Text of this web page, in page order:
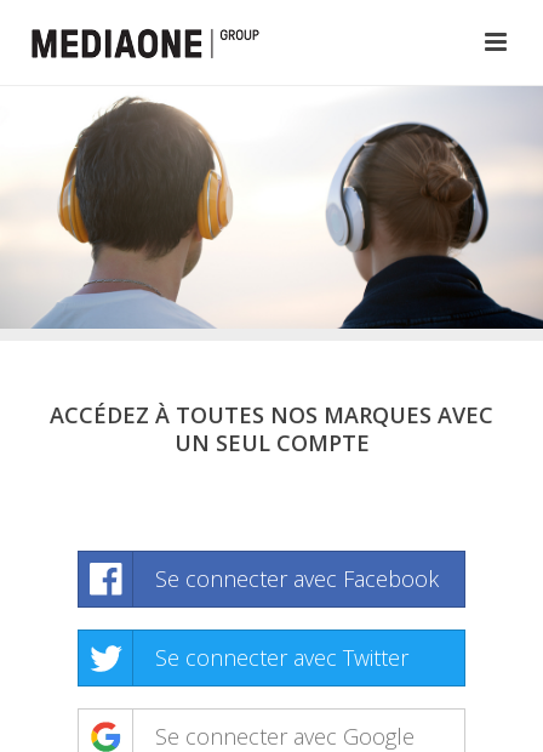
ACCÉDEZ À TOUTES NOS MARQUES AVEC
UN SEUL COMPTE
Se connecter avec Facebook
Se connecter avec Twitter
Se connecter avec Google